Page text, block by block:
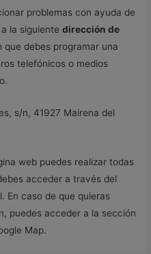
problemas con ayuda de
a la siguientedirección de
que debes programar una
telefónicos o medios
s/n, 41927 Mairena del
web puedes realizar todas
acceder a través del
En caso de que quieras
puedes acceder a la sección
Map.